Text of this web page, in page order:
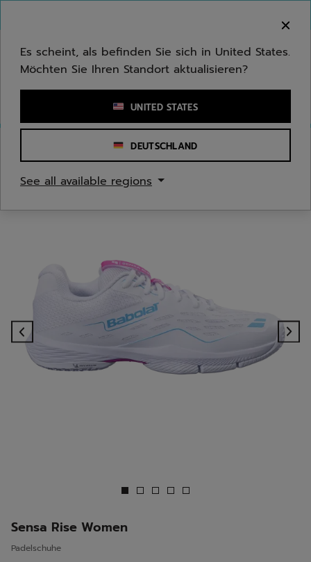
Stichwort oder Artikelnummer eingeben
Sensa Rise Women
Padelschuhe
Es scheint, als befinden Sie sich in United States.
Möchten Sie Ihren Standort aktualisieren?
UNITED STATES
DEUTSCHLAND
See all available regions